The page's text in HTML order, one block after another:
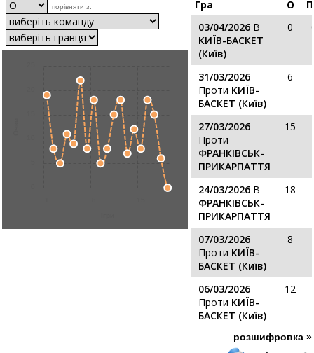
порівняти з: Гра О
03/04/2026 В
КИЇВ-БАСКЕТ
(Київ)
0
31/03/2026
Проти КИЇВ-
БАСКЕТ (Київ)
6
27/03/2026
Проти
ФРАНКІВСЬК-
ПРИКАРПАТТЯ
15
24/03/2026 В
ФРАНКІВСЬК-
ПРИКАРПАТТЯ
18
07/03/2026
Проти КИЇВ-
БАСКЕТ (Київ)
8
06/03/2026
Проти КИЇВ-
БАСКЕТ (Київ)
12
розшифровка »